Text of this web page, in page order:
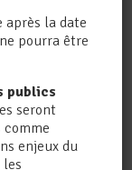
des
27
des
vie
la date
pourra être
publics
seront
enjeux du
les